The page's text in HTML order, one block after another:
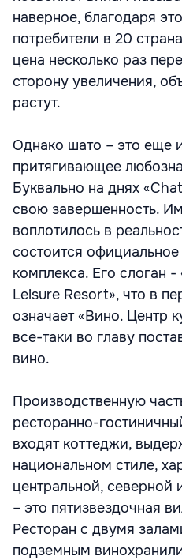
наверное, благодаря
потребители в 20
цена несколько раз
сторону увеличения,
растут.
Однако шато – это еще
притягивающее
Буквально на днях
свою завершенность.
воплотилось в
состоится официальное
комплекса. Его слоган
Leisure Resort», что в
означает «Вино. Центр
все-таки во главу
вино.
Производственную
ресторанно-
входят коттеджи,
национальном стиле,
центральной,
– это пятизвездочная
Ресторан с двумя
подземным